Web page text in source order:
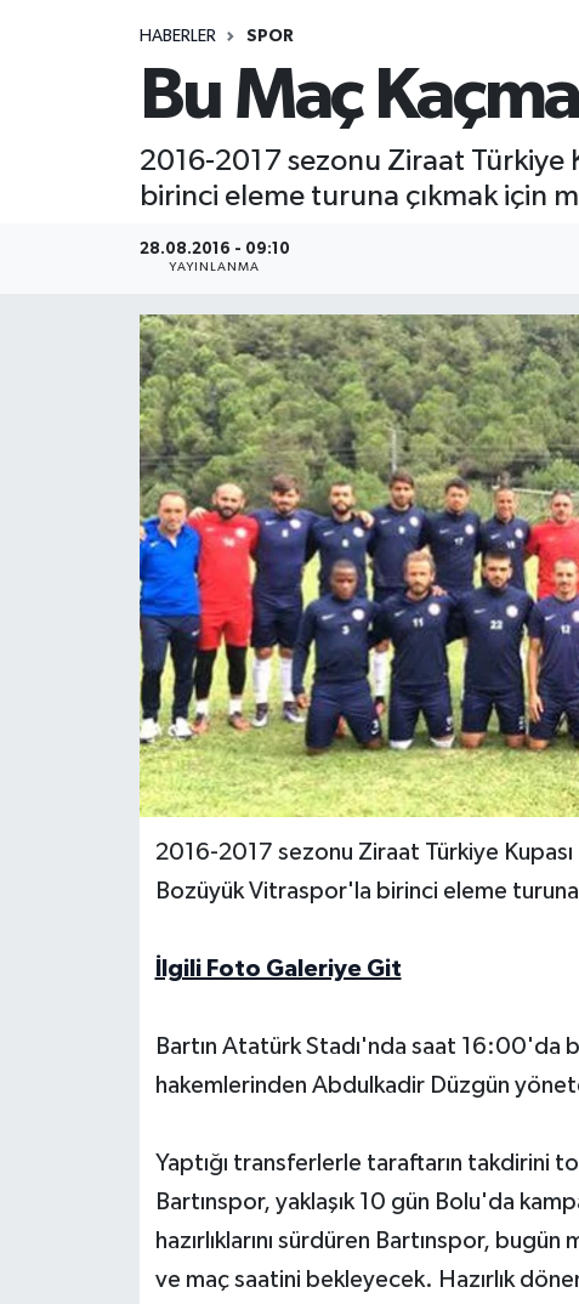
HABERLER SPOR
Bu Maç
2016-2017 sezonu Ziraat Türkiye
birinci eleme turuna çıkmak için
28.08.2016 - 09:10
YAYINLANMA
2016-2017 sezonu Ziraat Türkiye Kupası
Bozüyük Vitraspor'la birinci eleme
İlgili Foto Galeriye Git
Bartın Atatürk Stadı'nda saat 16:00'da
hakemlerinden Abdulkadir Düzgün
Yaptığı transferlerle taraftarın takdirini
Bartınspor, yaklaşık 10 gün Bolu'da
hazırlıklarını sürdüren Bartınspor, bugün
ve maç saatini bekleyecek. Hazırlık
Yerel Yönetimler